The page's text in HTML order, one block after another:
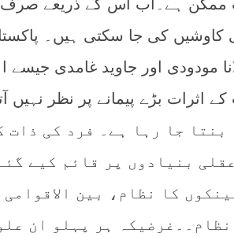
ممکن ہے۔اب اس کے ذریعے صرف
کی جا سکتی ہیں۔
مودودی اور جاوید غامدی جیسے
بڑے پیمانے پر نظر نہیں
جا رہا ہے۔ فرد کی ذات
بنیادوں پر قائم کیے
کا نظام، بین الاقوامی
ہر پہلو ان